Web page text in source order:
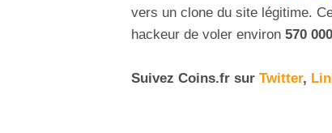
vers un clone du site légitime.
hackeur de voler environ 570
Suivez Coins.fr sur Twitter,